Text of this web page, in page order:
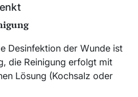
Desinfektion der Wunde ist
die Reinigung erfolgt mit
Lösung (Kochsalz oder